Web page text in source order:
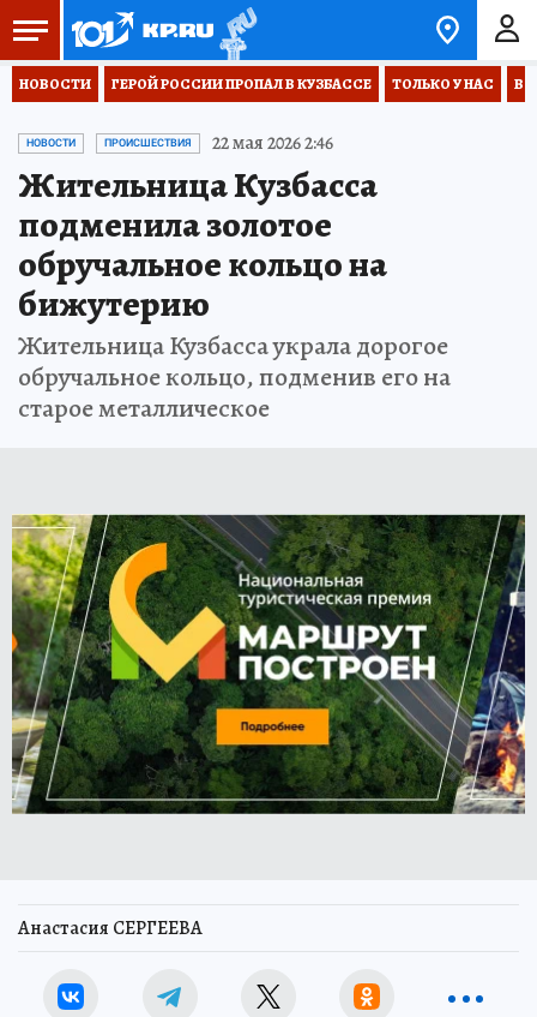
НОВОСТИ ГЕРОЙ РОССИИ ПРОПАЛ В КУЗБАССЕ ТОЛЬКО У НАС
НОВОСТИ ПРОИСШЕСТВИЯ 22 мая 2026 2:46
Жительница Кузбасса
подменила золотое
обручальное кольцо на
бижутерию
Жительница Кузбасса украла дорогое
обручальное кольцо, подменив его на
старое металлическое
Анастасия СЕРГЕЕВА